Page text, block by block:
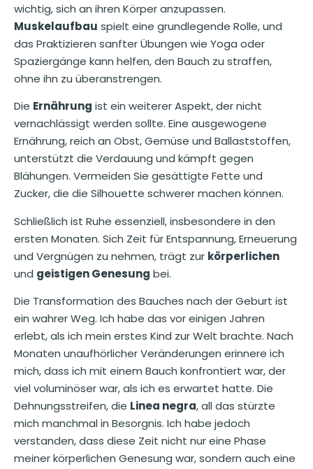
wichtig, sich an ihren Körper anzupassen.
Muskelaufbau spielt eine grundlegende Rolle, und
das Praktizieren sanfter Übungen wie Yoga oder
Spaziergänge kann helfen, den Bauch zu straffen,
ohne ihn zu überanstrengen.
Die Ernährung ist ein weiterer Aspekt, der nicht
vernachlässigt werden sollte. Eine ausgewogene
Ernährung, reich an Obst, Gemüse und Ballaststoffen,
unterstützt die Verdauung und kämpft gegen
Blähungen. Vermeiden Sie gesättigte Fette und
Zucker, die die Silhouette schwerer machen können.
Schließlich ist Ruhe essenziell, insbesondere in den
ersten Monaten. Sich Zeit für Entspannung, Erneuerung
und Vergnügen zu nehmen, trägt zur körperlichen
und geistigen Genesung bei.
Die Transformation des Bauches nach der Geburt ist
ein wahrer Weg. Ich habe das vor einigen Jahren
erlebt, als ich mein erstes Kind zur Welt brachte. Nach
Monaten unaufhörlicher Veränderungen erinnere ich
mich, dass ich mit einem Bauch konfrontiert war, der
viel voluminöser war, als ich es erwartet hatte. Die
Dehnungsstreifen, die Linea negra, all das stürzte
mich manchmal in Besorgnis. Ich habe jedoch
verstanden, dass diese Zeit nicht nur eine Phase
meiner körperlichen Genesung war, sondern auch eine